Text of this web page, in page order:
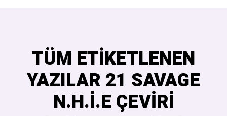
TÜM ETIKETLENEN
YAZILAR 21 SAVAGE
N.H.I.E ÇEVIRI